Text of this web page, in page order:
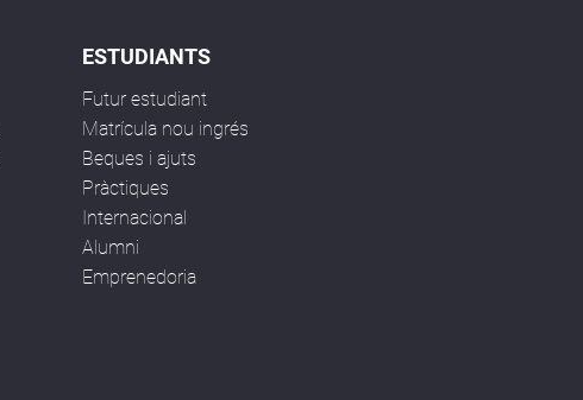
ESTUDIANTS
Futur estudiant
Matrícula nou ingrés
Beques i ajuts
Pràctiques
Internacional
Alumni
Emprenedoria